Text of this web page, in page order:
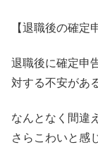
【退職後の確定
退職後に確定申
対する不安があ
なんとなく間違
さらこわいと感